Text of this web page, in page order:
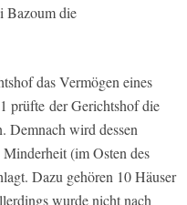
Bazoum die
das Vermögen eines
prüfte der Gerichtshof die
Demnach wird dessen
(im Osten des
Dazu gehören 10 Häuser
wurde nicht nach